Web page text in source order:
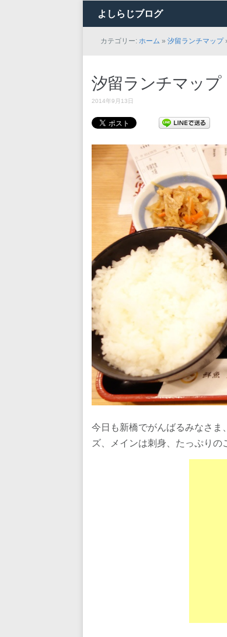
よしらじブログ
カテゴリー: ホーム » 汐留ランチマップ
汐留ランチマッ
2014年9月13日
今日も新橋でがんばるみなさま
ズ、メインは刺身、たっぷりの